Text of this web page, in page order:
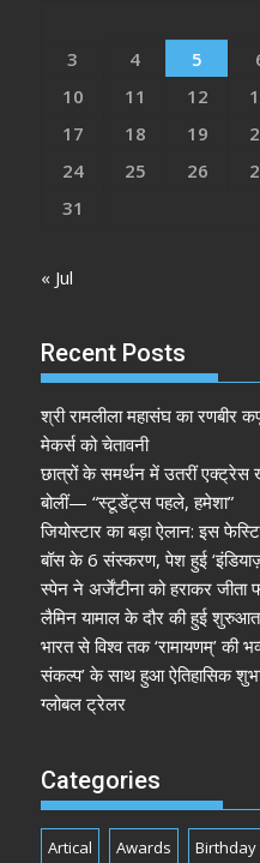
3
4 5
10
11 12
17
18 19
24
25 26
31
« Jul
Recent Posts
श्री रामलीला महासंघ का रणबीर
मेकर्स को चेतावनी
छात्रों के समर्थन में उतरीं एक्ट्रेस
बोलीं— “स्टूडेंट्स पहले, हमेशा”
जियोस्टार का बड़ा ऐलान: इस
बॉस के 6 संस्करण, पेश हुई
स्पेन ने अर्जेंटीना को हराकर
लैमिन यामाल के दौर की हुई शुरुआत
भारत से विश्व तक ‘रामायणम्’ की
संकल्प’ के साथ हुआ ऐतिहासिक
ग्लोबल ट्रेलर
Categories
Artical Awards Birthday